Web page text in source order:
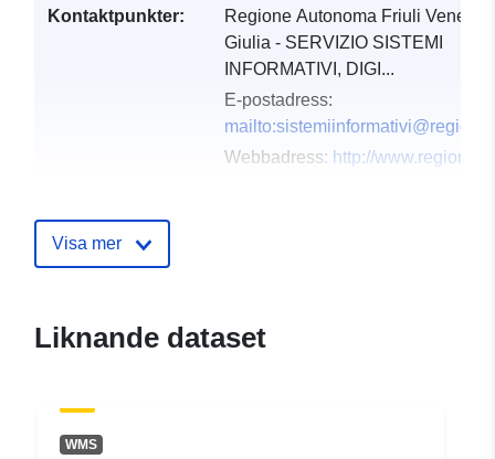
Kontaktpunkter:
Regione Autonoma Friuli Venezia
Giulia - SERVIZIO SISTEMI
INFORMATIVI, DIGI...
E-postadress:
Webbadress: http://
Visa mer
Liknande dataset
WMS